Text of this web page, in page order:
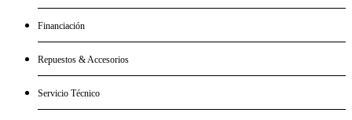
Financiación
Repuestos & Accesorios
Servicio Técnico